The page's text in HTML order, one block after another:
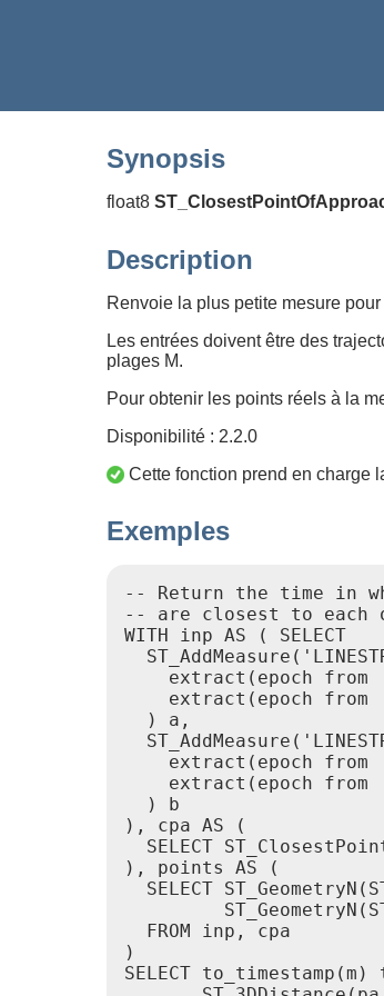
Synopsis
float8
Description
Renvoie la plus petite mesure
Les entrées doivent être des
plages M.
Pour obtenir les points réels à la
Disponibilité : 2.2.0
Cette fonction prend en charge
Exemples
-- Return the time in
-- are closest to each
WITH inp AS ( SELECT
extract(epoch from
extract(epoch from
  ) a,
extract(epoch from
extract(epoch from
  ) b
), cpa AS (
SELECT
), points AS (
SELECT
  FROM inp, cpa
)
SELECT to_timestamp(m)